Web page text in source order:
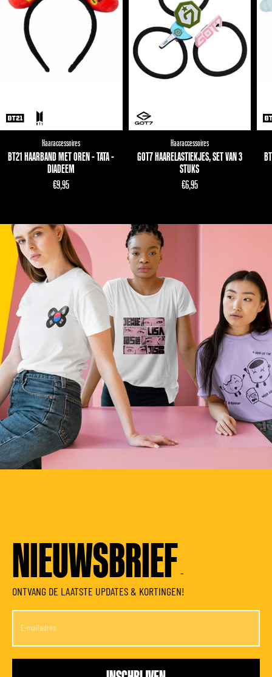
Haaraccessoires
BT21 HAARBAND MET OREN - TATA -
DIADEEM
€9,95
Haaraccessoires
GOT7 HAARELASTIEKJES, SET VAN 3
STUKS
€6,95
NIEUWSBRIEF -
ONTVANG DE LAATSTE UPDATES & KORTINGEN!